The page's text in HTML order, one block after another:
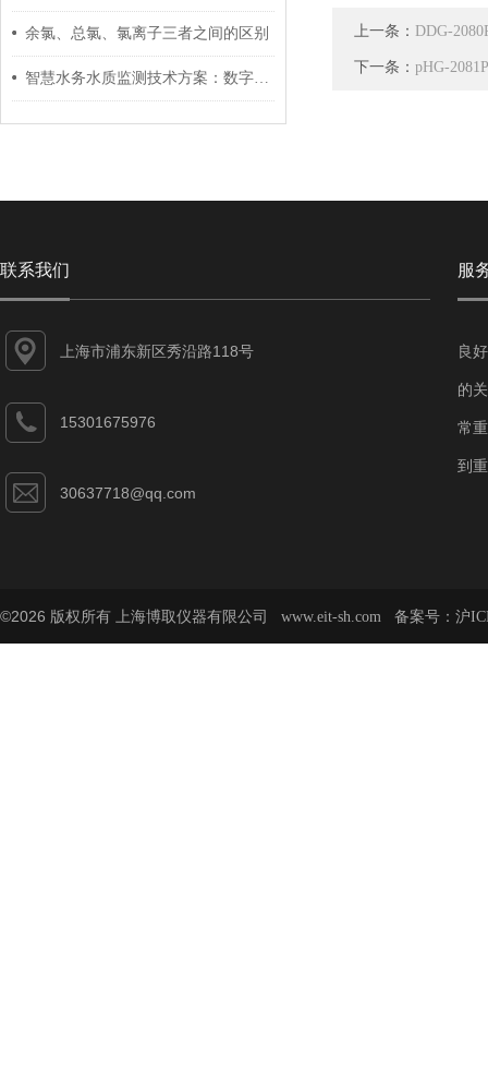
余氯、总氯、氯离子三者之间的区别
智慧水务水质监测技术方案：数字化转型的核心支撑
上一条： DDG-
下一条： pHG-
联系我们
上海市浦东新区秀沿路118号
15301675976
30637718@qq.com
服
良
的
常
到
©2026 版权所有 上海博取仪器有限公司 www.eit-sh.com 备案号： 沪